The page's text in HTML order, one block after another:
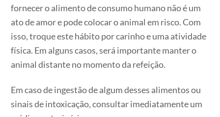
fornecer o alimento de consumo humano não é um
ato de amor e pode colocar o animal em risco. Com
isso, troque este hábito por carinho e uma atividade
física. Em alguns casos, será importante manter o
animal distante no momento da refeição.
Em caso de ingestão de algum desses alimentos ou
sinais de intoxicação, consultar imediatamente um